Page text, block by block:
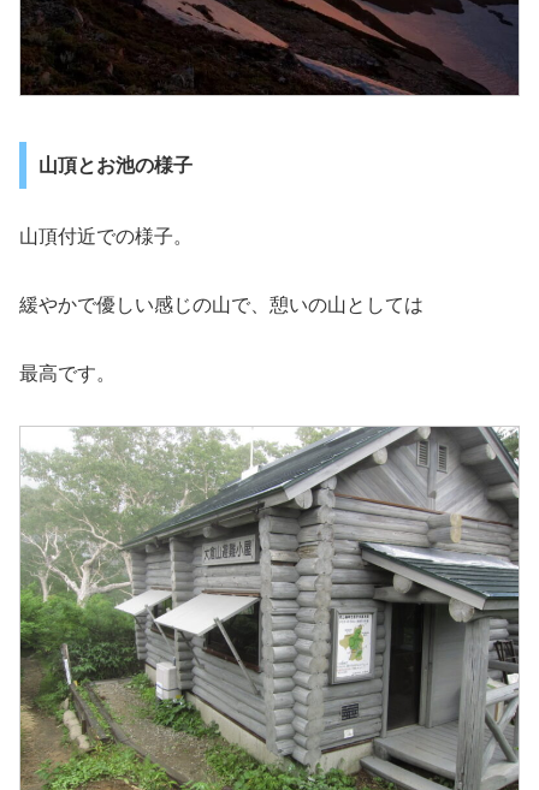
山頂とお池の様子
山頂付近での様子。
緩やかで優しい感じの山で、憩いの山としては
最高です。